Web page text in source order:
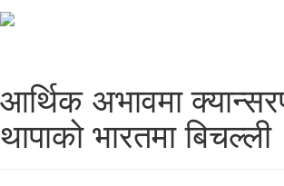
आर्थिक अभावमा
थापाको भारतमा बिचल्ली